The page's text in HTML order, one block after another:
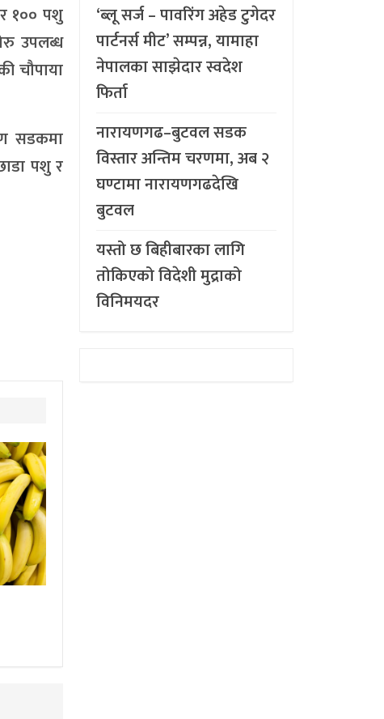
१०० पशु
उपलब्ध
चौपाया
सडकमा
पशु र
‘ब्लू सर्ज – पावरिंग अहेड टुगेदर
पार्टनर्स मीट’ सम्पन्न, यामाहा
नेपालका साझेदार स्वदेश
फिर्ता
नारायणगढ–बुटवल सडक
विस्तार अन्तिम चरणमा, अब २
घण्टामा नारायणगढदेखि
बुटवल
यस्तो छ बिहीबारका लागि
तोकिएको विदेशी मुद्राको
विनिमयदर